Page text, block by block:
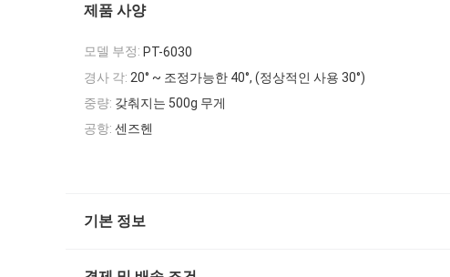
제품 사양
모델 부정: PT-6030
경사 각: 20° ~ 조정가능한 40°, (정상적인 사용 30°)
중량: 갖춰지는 500g 무게
공항: 센즈헨
기본 정보